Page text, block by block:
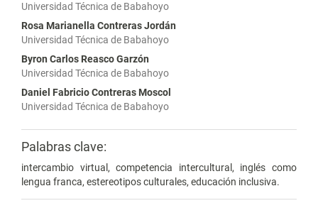
Universidad Técnica de Babahoyo
Rosa Marianella Contreras Jordán
Universidad Técnica de Babahoyo
Byron Carlos Reasco Garzón
Universidad Técnica de Babahoyo
Daniel Fabricio Contreras Moscol
Universidad Técnica de Babahoyo
Palabras clave:
intercambio virtual, competencia intercultural, inglés como
lengua franca, estereotipos culturales, educación inclusiva.